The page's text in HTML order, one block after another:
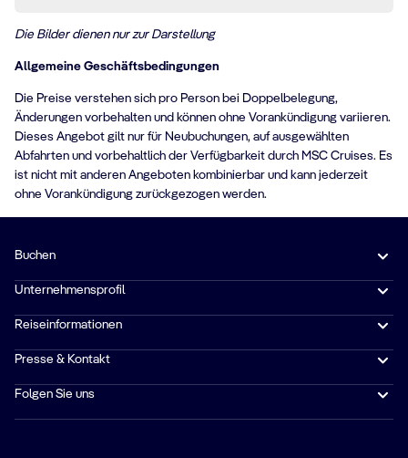
Die Bilder dienen nur zur Darstellung
Allgemeine Geschäftsbedingungen
Die Preise verstehen sich pro Person bei Doppelbelegung,
Änderungen vorbehalten und können ohne Vorankündigung variieren.
Dieses Angebot gilt nur für Neubuchungen, auf ausgewählten
Abfahrten und vorbehaltlich der Verfügbarkeit durch MSC Cruises. Es
ist nicht mit anderen Angeboten kombinierbar und kann jederzeit
ohne Vorankündigung zurückgezogen werden.
Buchen
Unternehmensprofil
Reiseinformationen
Presse & Kontakt
Folgen Sie uns